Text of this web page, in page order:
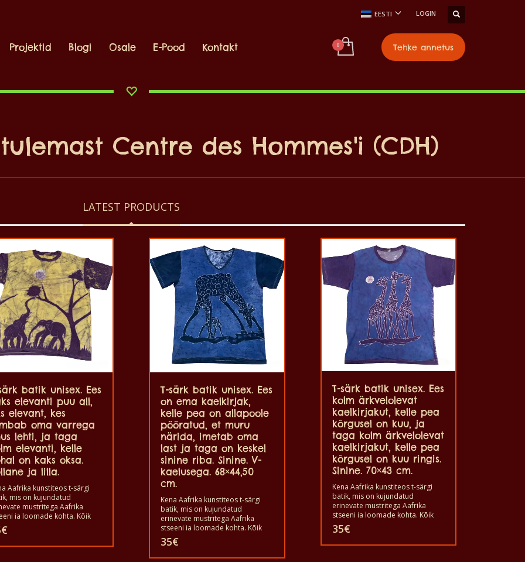
EESTI LOGIN
Projektid Blogi Osale E-Pood Kontakt Tehke annetus
Centre des Hommes'i (CDH)
LATEST PRODUCTS
batik unisex. Ees
elevanti puu all,
elevant, kes
oma varrega
lehti, ja taga
elevanti, kelle
on kaks oksa.
ja lilla.
Aafrika kunstiteos t-särgi
mis on kujundatud
mustritega Aafrika
ja loomade kohta. Kõik
T-särgid on ainulaadsed. T-
sobivad täiskasvanud
ja naistele ning lastele
€
T-särk batik unisex. Ees
on ema kaelkirjak,
kelle pea on allapoole
pööratud, et muru
närida, imetab oma
last ja taga on keskel
sinine riba. Sinine. V-
kaelusega. 68×44,50
cm.
Kena Aafrika kunstiteos t-särgi
batik, mis on kujundatud
erinevate mustritega Aafrika
stseeni ja loomade kohta. Kõik
need T-särgid on ainulaadsed. T-
särgid sobivad täiskasvanud
meestele ja naistele ning lastele
35€
T-särk batik unisex. Ees
kolm ärkvelolevat
kaelkirjakut, kelle pea
kõrgusel on kuu, ja
taga kolm ärkvelolevat
kaelkirjakut, kelle pea
kõrgusel on kuu ringis.
Sinine. 70×43 cm.
Kena Aafrika kunstiteos t-särgi
batik, mis on kujundatud
erinevate mustritega Aafrika
stseeni ja loomade kohta. Kõik
need T-särgid on ainulaadsed. T-
särgid sobivad täiskasvanud
meestele ja naistele ning lastele
35€